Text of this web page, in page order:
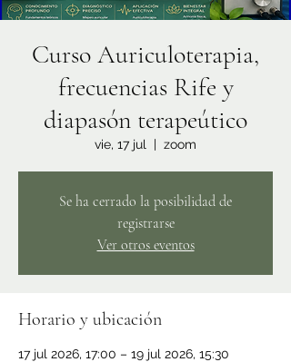
Curso Auriculoterapia,
frecuencias Rife y
diapasón terapeútico
vie, 17 jul
  |
zoom
Se ha cerrado la posibilidad de
registrarse
Ver otros eventos
Horario y ubicación
17 jul 2026, 17:00 – 19 jul 2026, 15:30